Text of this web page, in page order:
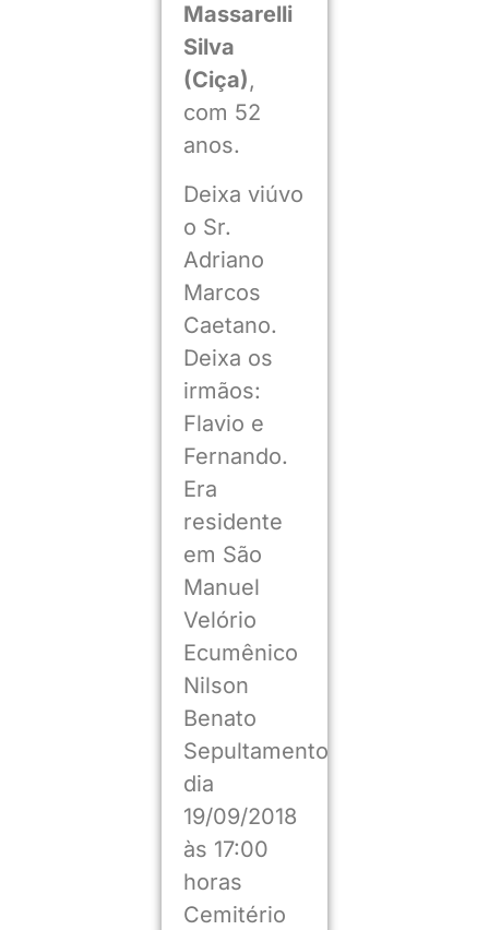
Massarelli
Silva
(Ciça),
com 52
anos.
Deixa viúvo
o Sr.
Adriano
Marcos
Caetano.
Deixa os
irmãos:
Flavio e
Fernando.
Era
residente
em São
Manuel
Velório
Ecumênico
Nilson
Benato
Sepultamento
dia
19/09/2018
às 17:00
horas
Cemitério